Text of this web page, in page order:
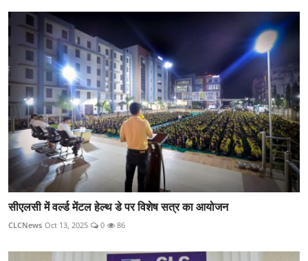
सीएलसी में वर्ल्ड मेंटल हेल्थ डे पर विशेष सत्र का आयोजन
CLCNews Oct 13, 2025 0 86